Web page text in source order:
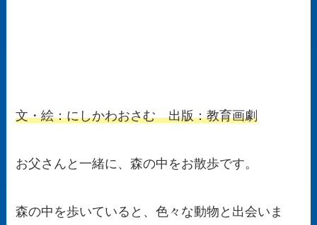
文・絵：にしかわおさむ 出版：教育画劇
お父さんと一緒に、森の中をお散歩です。
森の中を歩いていると、色々な動物と出会いま